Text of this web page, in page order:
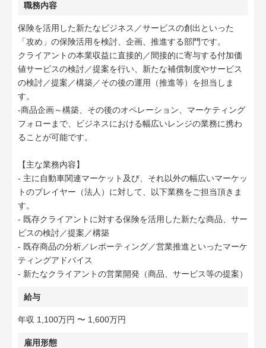
職務内容
保険を活用した新たなビジネス／サービスの創出といった
「攻め」の保険活用を検討、企画、推進する部門です。
クライアントの本業収益に直接的／間接的に寄与する付加価
値サービスの検討／提案を行い、新たな補償制度やサービス
の検討／提案／構築／その後の運用（推進等）を担当しま
す。
-商品企画～構築、その後のオペレーション、マーケティング
フォローまで、ビジネスにおける幅広いレンジの業務に携わ
ることが可能です。
【主な業務内容】
- 主に自動車関連マーケット及び、それ以外の幅広いマーケッ
トのプレイヤー（法人）に対して、以下業務をご担当頂きま
す。
- 既存クライアントに対する保険を活用した新たな商品、サー
ビスの検討／提案／構築
- 既存商品の分析／レポーティング／営業推進といったマーケ
ティングアドバイス
- 新たなクライアントの営業開発（商品、サービス等の提案）
給与
年収 1,100万円 〜 1,600万円
雇用形態